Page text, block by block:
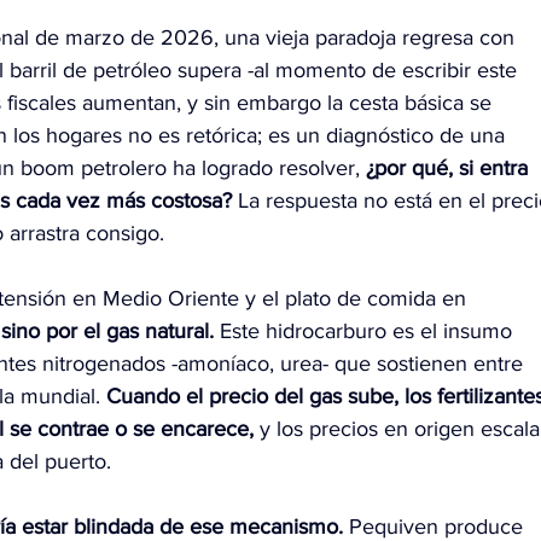
de marzo de 2026, una vieja paradoja regresa con
de petróleo supera -al momento de escribir este
aumentan, y sin embargo la cesta básica se
los hogares no es retórica; es un diagnóstico de una
boom petrolero ha logrado resolver, ¿por qué, si entra
cada vez más costosa? La respuesta no está en el
consigo.
en Medio Oriente y el plato de comida en
por el gas natural. Este hidrocarburo es el insumo
nitrogenados -amoníaco, urea- que sostienen entre
mundial. Cuando el precio del gas sube, los
contrae o se encarece, y los precios en origen
del puerto.
estar blindada de ese mecanismo. Pequiven produce